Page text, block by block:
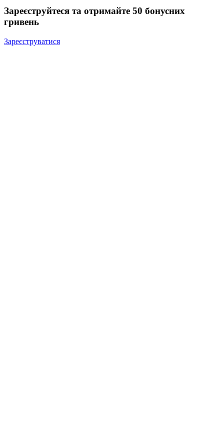
Зареєструйтеся та отримайте 50 бонусних
гривень
Зареєструватися